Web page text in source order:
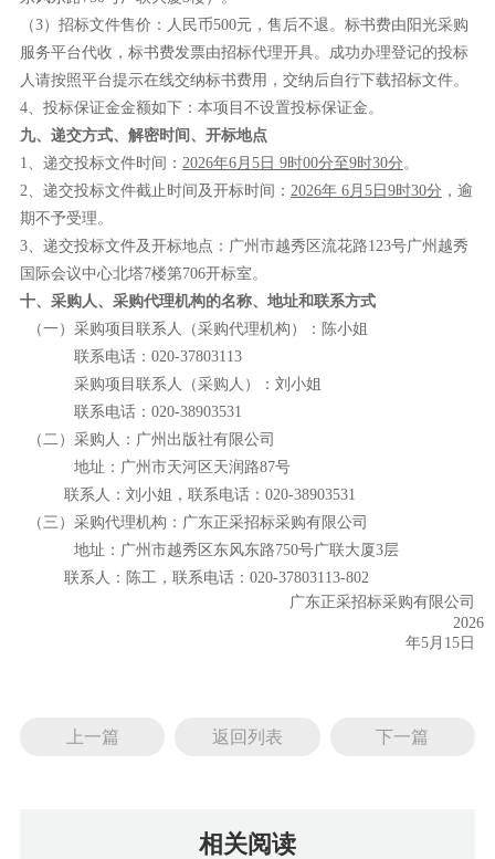
（3）招标文件售价：人民币500元，售后不退。标书费由阳光采购
服务平台代收，标书费发票由招标代理开具。成功办理登记的投标
人请按照平台提示在线交纳标书费用，交纳后自行下载招标文件。
4、 投标保证金金额如下：本项目不设置投标保证金。
九、递交方式、解密时间、开标地点
1、 递交投标文件时间： 2026年6月 5日 9时00分至9时30分 。
2、 递交投标文件截止时间及开标时间： 2026年 6月 5日 9时30分 ，逾
期不予受理。
3、 递交投标文件及开标地点：广州市越秀区流花路123号广州越秀
国际会议中心北塔7楼第706开标室 。
十、采购人、采购代理机构的名称、地址和联系方式
（一）采购项目联系人（采购代理机构）：陈小姐
联系电话： 020-37803113
采购项目联系人（采购人）：刘 小姐
联系电话： 020-38903531
（二）采购人： 广州出版社有限公司
地址：广州市天河区天润路87号
联系人：刘 小姐， 联系电话： 020-38903531
（三）采购代理机构： 广东正采招标采购有限公司
地址： 广州市越秀区东风东路750号广联大厦3层
联系人： 陈工， 联系电话： 020-37803113-802
广东正采招标采购有限公司
2026
年5 月 15 日
上一篇 返回列表 下一篇
相关阅读